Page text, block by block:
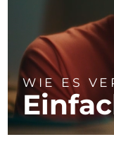
WIE ES